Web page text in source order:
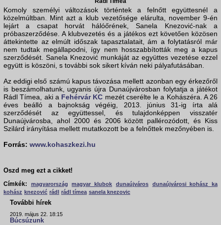
Komoly személyi változások történtek a felnőtt együttesnél a
közelmúltban. Mint azt a klub vezetősége elárulta, november 9-én
lejárt a csapat horvát hálóőrének, Sanela Knezović-nak a
próbaszerződése. A klubvezetés és a játékos ezt követően közösen
áttekintette az elmúlt időszak tapasztalatait, ám a folytatásról már
nem tudtak megállapodni, így nem hosszabbították meg a kapus
szerződését. Sanela Knezović munkáját az együttes vezetése ezzel
együtt is köszöni, s további sok sikert kíván neki pályafutásában.
Az eddigi első számú kapus távozása mellett azonban egy érkezőről
is beszámolhatunk, ugyanis újra Dunaújvárosban folytatja a játékot
Rádl Tímea, aki a Fehérvár KC mezét cserélte le a Kohászéra. A 26
éves beálló a bajnokság végéig, 2013. június 31-ig írta alá
szerződését az együttessel, és tulajdonképpen visszatér
Dunaújvárosba, ahol 2000 és 2006 között pallérozódott, és Kiss
Szilárd irányítása mellett mutatkozott be a felnőttek mezőnyében is.
Forrás: www.kohaszkezi.hu
Oszd meg ezt a cikket!
Címkék:
magyarország magyar klubok dunaújváros
dunaújvárosi kohász ka
kohász knezović rádl rádl tímea sanela knezovic
További hírek
2019. május 22. 18:15
Búcsúzunk